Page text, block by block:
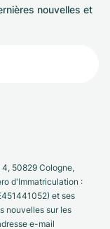
nouvelles et
50829 Cologne,
d'Immatriculation :
et ses
nouvelles sur les
e-mail